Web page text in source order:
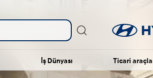
İş Dünyası Ticari